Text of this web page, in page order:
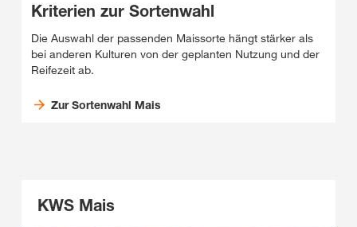
Kriterien zur Sortenwahl
Die Auswahl der passenden Maissorte hängt stärker als
bei anderen Kulturen von der geplanten Nutzung und der
Reifezeit ab.
Zur Sortenwahl Mais
KWS Mais